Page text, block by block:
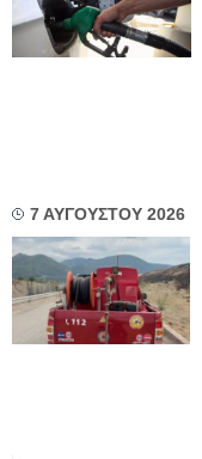
7 ΑΥΓΟΥΣΤΟΥ 2026